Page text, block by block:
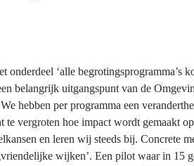
‘alle begrotingsprogramma’s
belangrijk uitgangspunt van de
hebben per programma een
vergroten hoe impact wordt gemaakt
en leren wij steeds bij. Concrete
wijken’. Een pilot waar in 15